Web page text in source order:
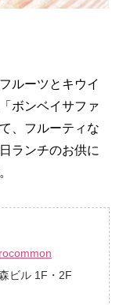
ルーツとキウイ
ボンベイサファ
、フルーティな
ランチのお供に
ビル 1F・2F